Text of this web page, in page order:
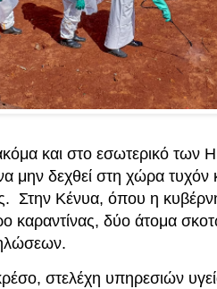
και στο εσωτερικό των
μην δεχθεί στη χώρα τυχόν
Στην Κένυα, όπου η
καραντίνας, δύο άτομα
στελέχη υπηρεσιών